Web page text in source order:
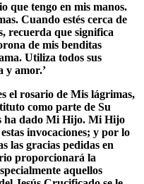
que tengo en mis manos.
Cuando estés cerca de
recuerda que significa
de mis benditas
Utiliza todos sus
y amor.’
el rosario de Mis lágrimas,
como parte de Su
ha dado Mi Hijo. Mi Hijo
invocaciones; y por lo
las gracias pedidas en
proporcionará la
aquellos